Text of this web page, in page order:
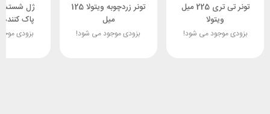
تونر تی تری 225 میل
ویتولا
بزودی موجود می شود!
تونر زردچوبه ویتولا 125
میل
بزودی موجود می شود!
ژل
پاک
بزودی